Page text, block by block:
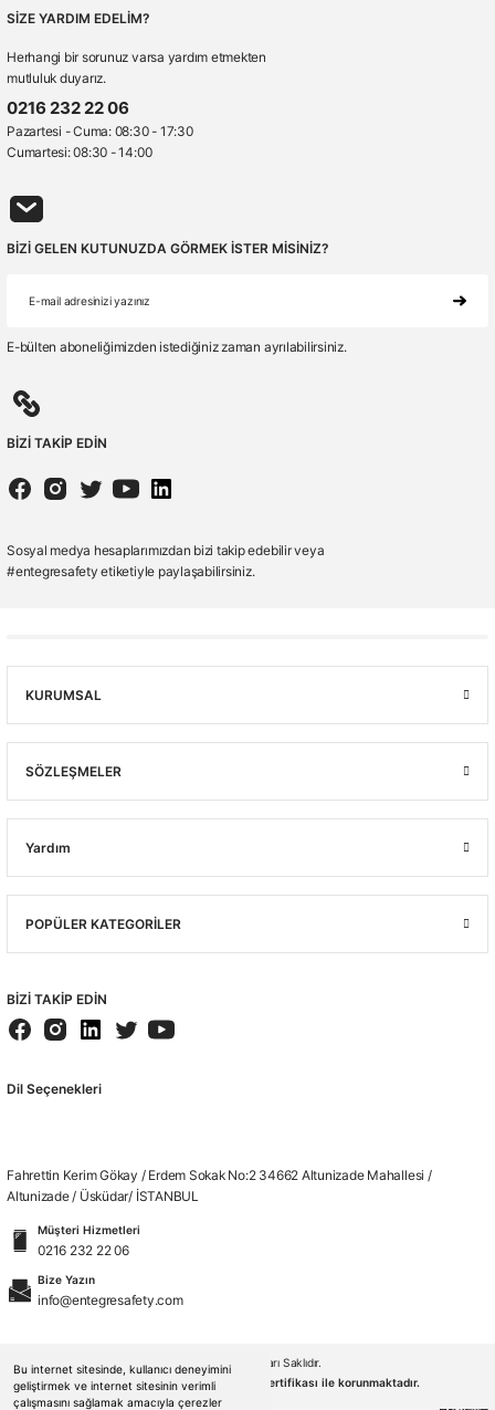
Bu internet sitesinde, kullanıcı deneyimini
geliştirmek ve internet sitesinin verimli
çalışmasını sağlamak amacıyla çerezler
SİZE YARDIM EDELİM?
Herhangi bir sorunuz varsa yardım etmekten
mutluluk duyarız.
0216 232 22 06
Pazartesi - Cuma: 08:30 - 17:30
Cumartesi: 08:30 - 14:00
BİZİ GELEN KUTUNUZDA GÖRMEK İSTER MİSİNİZ?
E-bülten aboneliğimizden istediğiniz zaman ayrılabilirsiniz.
BİZİ TAKİP EDİN
Sosyal medya hesaplarımızdan bizi takip edebilir veya
#entegresafety etiketiyle paylaşabilirsiniz.
KURUMSAL
SÖZLEŞMELER
Yardım
POPÜLER KATEGORİLER
BİZİ TAKİP EDİN
Dil Seçenekleri
Fahrettin Kerim Gökay / Erdem Sokak No:2 34662 Altunizade Mahallesi /
Altunizade / Üsküdar/ İSTANBUL
Müşteri Hizmetleri
0216 232 22 06
Bize Yazın
info@entegresafety.com
© 2026. Tüm Hakları Saklıdır.
Kredi kartı bilgileriniz 256bit SSL sertifikası ile korunmaktadır.